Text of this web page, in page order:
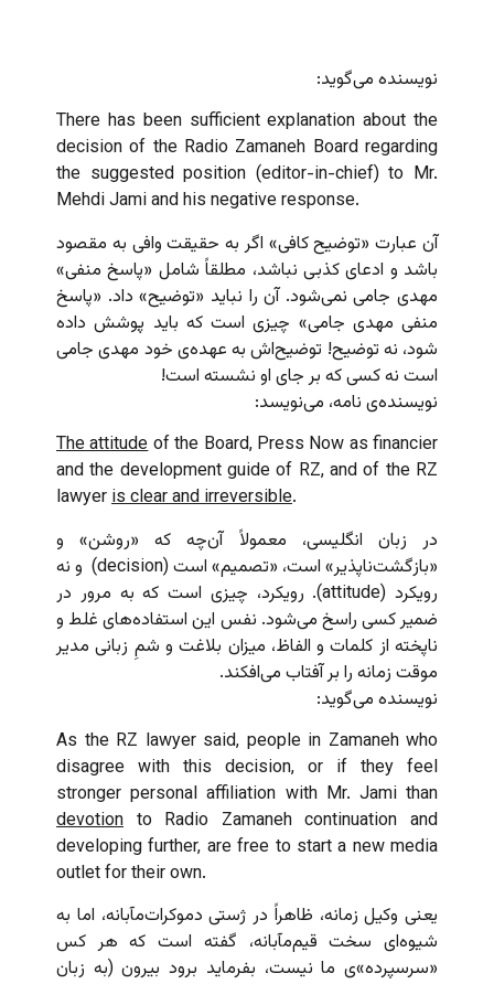
نویسنده می‌گوید:
There has been sufficient explanation about the
decision of the Radio Zamaneh Board regarding
the suggested position (editor-in-chief) to Mr.
Mehdi Jami and his negative response.
آن عبارت «توضیح کافی» اگر به حقیقت وافی به مقصود
باشد و ادعای کذبی نباشد، مطلقاً شامل «پاسخ منفی»
مهدی جامی نمی‌شود. آن را نباید «توضیح» داد. «پاسخ
منفی مهدی جامی» چیزی است که باید پوشش داده
شود، نه توضیح! توضیح‌اش به عهده‌ی خود مهدی جامی
است نه کسی که بر جای او نشسته است!
نویسنده‌ی نامه، می‌نویسد:
The attitudeof the Board, Press Now as financier
and the development guide of RZ, and of the RZ
lawyeris clear and irreversible.
در زبان انگلیسی، معمولاً آن‌چه که «روشن» و
«بازگشت‌ناپذیر» است، «تصمیم» است (decision) و نه
رویکرد (attitude). رویکرد، چیزی است که به مرور در
ضمیر کسی راسخ می‌شود. نفس این استفاده‌های غلط و
ناپخته از کلمات و الفاظ، میزان بلاغت و شمِ زبانی مدیر
موقت زمانه را بر آفتاب می‌افکند.
نویسنده می‌گوید:
As the RZ lawyer said, people in Zamaneh who
disagree with this decision, or if they feel
stronger personal affiliation with Mr. Jami than
devotion to Radio Zamaneh continuation and
developing further, are free to start a new media
outlet for their own.
یعنی وکیل زمانه، ظاهراً در ژستی دموکرات‌مآبانه، اما به
شیوه‌‌ای سخت قیم‌مآبانه، گفته است که هر کس
«سرسپرده‌»ی ما نیست، بفرماید برود بیرون (به زبان